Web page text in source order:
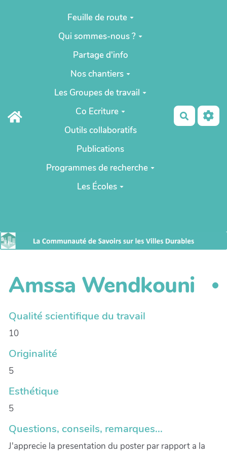
Aller au contenu principal
Feuille de route
Qui sommes-nous ?
Partage d'info
Nos chantiers
Les Groupes de travail
Co Ecriture
Outils collaboratifs
Publications
Programmes de recherche
Les Écoles
Amssa Wendkouni
Qualité scientifique du travail
10
Originalité
5
Esthétique
5
Questions, conseils, remarques...
J'apprecie la presentation du poster par rapport a la